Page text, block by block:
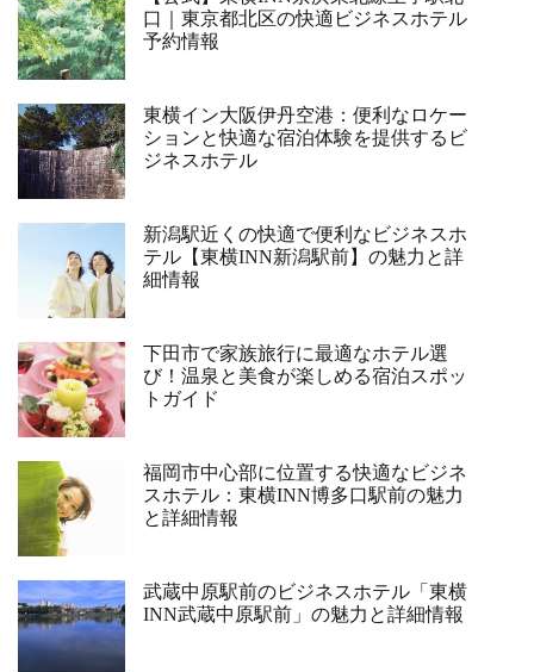
口｜東京都北区の快適ビジネスホテル
予約情報
東横イン大阪伊丹空港：便利なロケー
ションと快適な宿泊体験を提供するビ
ジネスホテル
新潟駅近くの快適で便利なビジネスホ
テル【東横INN新潟駅前】の魅力と詳
細情報
下田市で家族旅行に最適なホテル選
び！温泉と美食が楽しめる宿泊スポッ
トガイド
福岡市中心部に位置する快適なビジネ
スホテル：東横INN博多口駅前の魅力
と詳細情報
武蔵中原駅前のビジネスホテル「東横
INN武蔵中原駅前」の魅力と詳細情報